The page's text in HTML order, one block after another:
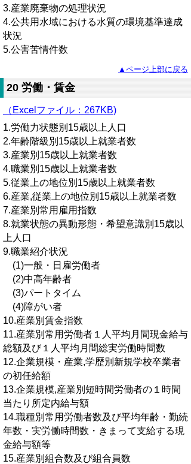
3.産業廃棄物の処理状況
4.公共用水域における水質の環境基準達成
状況
5.公害苦情件数
▲ページ上部に戻る
20 労働・賃金
（Excelファイル：267KB)
1.労働力状態別15歳以上人口
2.年齢階級別15歳以上就業者数
3.産業別15歳以上就業者数
4.職業別15歳以上就業者数
5.従業上の地位別15歳以上就業者数
6.産業,従業上の地位別15歳以上就業者数
7.産業別常用雇用指数
8.就業状態の異動形態・希望意識別15歳以
上人口
9.職業紹介状況
(1)一般・日雇労働者
(2)中高年齢者
(3)パートタイム
(4)障がい者
10.産業別賃金指数
11.産業別常用労働者１人平均月間現金給与
総額及び１人平均月間総実労働時間数
12.企業規模・産業,学歴別新規学校卒業者
の初任給額
13.企業規模,産業別短時間労働者の１時間
当たり所定内給与額
14.職種別常用労働者数及び平均年齢・勤続
年数・実労働時間数・きまって支給する現
金給与額等
15.産業別組合数及び組合員数